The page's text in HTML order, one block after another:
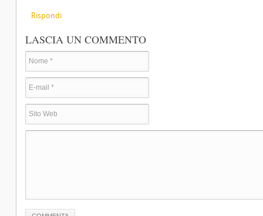
Rispondi
LASCIA UN COMMENTO